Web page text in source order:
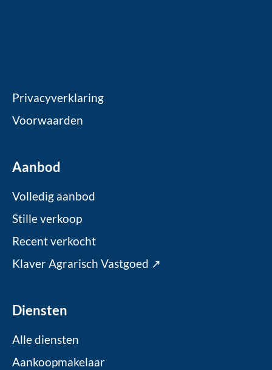
Privacyverklaring
Voorwaarden
Aanbod
Volledig aanbod
Stille verkoop
Recent verkocht
Klaver Agrarisch Vastgoed ↗
Diensten
Alle diensten
Aankoopmakelaar